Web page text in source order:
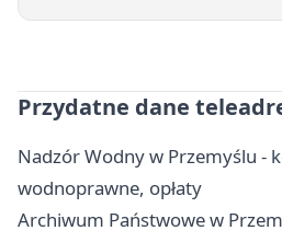
Przydatne dane
Nadzór Wodny w Przemyślu -
wodnoprawne, opłaty
Archiwum Państwowe w